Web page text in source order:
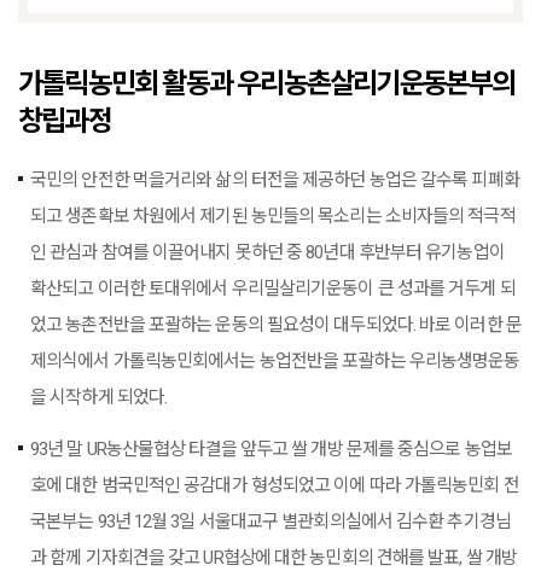
가톨릭농민회 활동과 우리농촌살리기운동본부의
창립과정
국민의 안전한 먹을거리와 삶의 터전을 제공하던 농업은 갈수록 피폐화
되고 생존확보 차원에서 제기된 농민들의 목소리는 소비자들의 적극적
인 관심과 참여를 이끌어내지 못하던 중 80년대 후반부터 유기농업이
확산되고 이러한 토대위에서 우리밀살리기운동이 큰 성과를 거두게 되
었고 농촌전반을 포괄하는 운동의 필요성이 대두되었다. 바로 이러한 문
제의식에서 가톨릭농민회에서는 농업전반을 포괄하는 우리농생명운동
을 시작하게 되었다.
93년 말 UR농산물협상 타결을 앞두고 쌀 개방 문제를 중심으로 농업보
호에 대한 범국민적인 공감대가 형성되었고 이에 따라 가톨릭농민회 전
국본부는 93년 12월 3일 서울대교구 별관회의실에서 김수환 추기경님
과 함께 기자회견을 갖고 UR협상에 대한 농민회의 견해를 발표, 쌀 개방